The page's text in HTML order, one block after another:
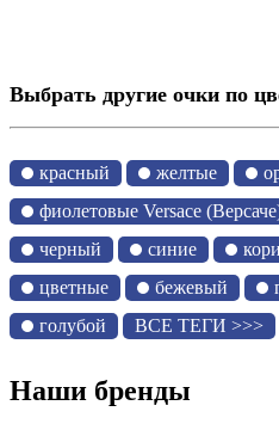
Выбрать другие очки по
красный желтые
фиолетовые Versace
черный
синие
цветные
бежевый
голубой
ВСЕ ТЕГИ >>>
Наши бренды